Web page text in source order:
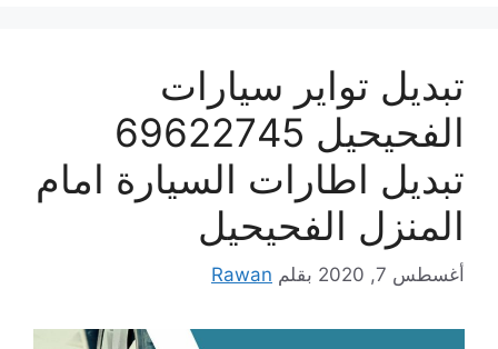
تبديل تواير سيارات
الفحيحيل 69622745
تبديل اطارات السيارة امام
المنزل الفحيحيل
أغسطس 7, 2020 بقلم Rawan